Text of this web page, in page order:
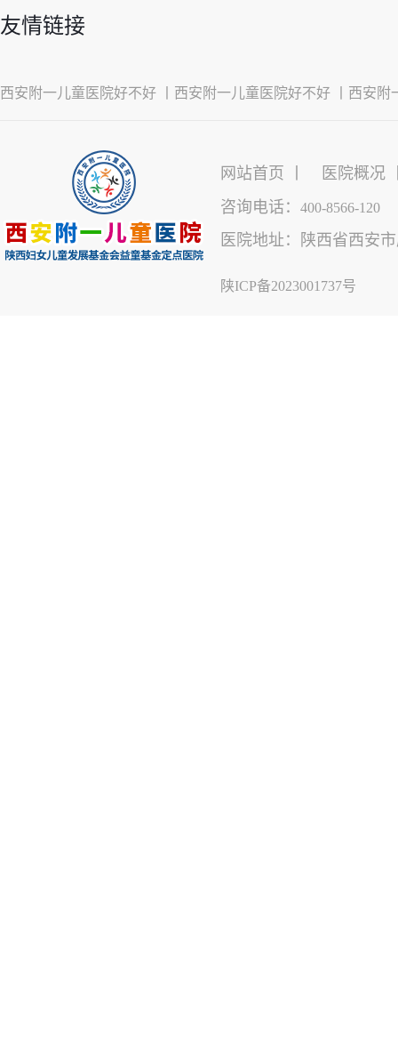
友情链接
西安附一儿童医院好不好 丨 西安附一儿童医院好不好 丨 西安附
网站首页 丨
医院概况
咨询电话： 400-8566-120
医院地址：陕西省西安
陕ICP备2023001737号